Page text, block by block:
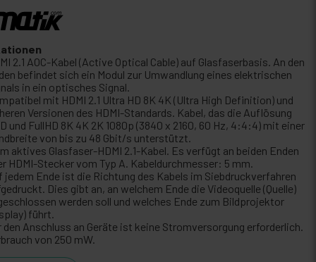
2.1 AOC-Kabel (Active Optical Cable) auf Glasfaserbasis. An den
befindet sich ein Modul zur Umwandlung eines elektrischen
in ein optisches Signal.
mit HDMI 2.1 Ultra HD 8K 4K (Ultra High Definition) und
Versionen des HDMI-Standards. Kabel, das die Auflösung
und FullHD 8K 4K 2K 1080p (3840 x 2160, 60 Hz, 4:4:4) mit einer
von bis zu 48 Gbit/s unterstützt.
aktives Glasfaser-HDMI 2.1-Kabel. Es verfügt an beiden Enden
HDMI-Stecker vom Typ A. Kabeldurchmesser: 5 mm.
jedem Ende ist die Richtung des Kabels im Siebdruckverfahren
Dies gibt an, an welchem Ende die Videoquelle (Quelle)
werden soll und welches Ende zum Bildprojektor
führt.
den Anschluss an Geräte ist keine Stromversorgung erforderlich.
von 250 mW.